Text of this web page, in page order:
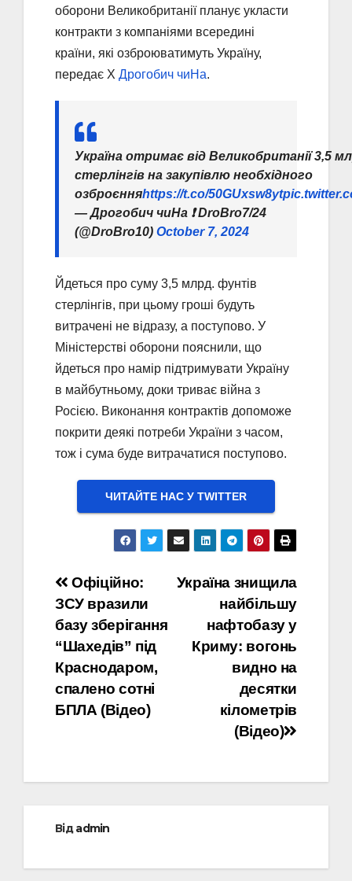
оборони Великобританії планує укласти
контракти з компаніями всередині
країни, які озброюватимуть Україну,
передає X Дрогобич чиНа.
Україна отримає від Великобританії 3,5
стерлінгів на закупівлю необхідного
озброєнняhttps://t.co/50GUxsw8yt
— Дрогобич чиНа ❗️ DroBro7/24
(@DroBro10) October 7, 2024
Йдеться про суму 3,5 млрд. фунтів
стерлінгів, при цьому гроші будуть
витрачені не відразу, а поступово. У
Міністерстві оборони пояснили, що
йдеться про намір підтримувати Україну
в майбутньому, доки триває війна з
Росією. Виконання контрактів допоможе
покрити деякі потреби України з часом,
тож і сума буде витрачатися поступово.
ЧИТАЙТЕ НАС У TWITTER
Навігація
записів
Україна знищила
найбільшу
нафтобазу у
Криму: вогонь
видно на
десятки
кілометрів
(Відео)
Офіційно:
ЗСУ вразили
базу зберігання
“Шахедів” під
Краснодаром,
спалено сотні
БПЛА (Відео)
Відadmin